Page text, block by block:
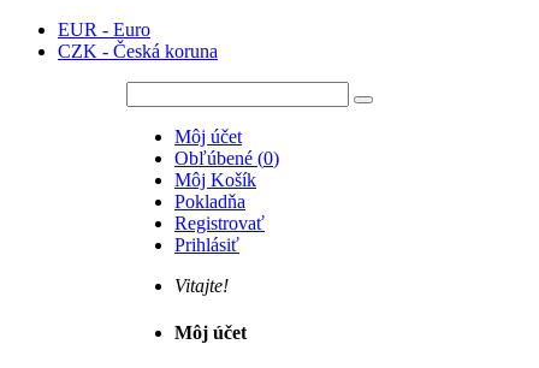
EUR - Euro
CZK - Česká koruna
Môj účet
Obľúbené (0)
Môj Košík
Pokladňa
Registrovať
Prihlásiť
Vitajte!
Môj účet